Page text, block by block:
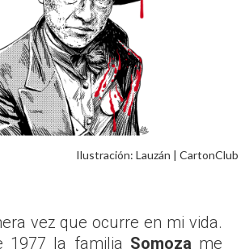
Ilustración: Lauzán | CartonClub
vez que ocurre en mi vida.
1977 la familia Somoza me